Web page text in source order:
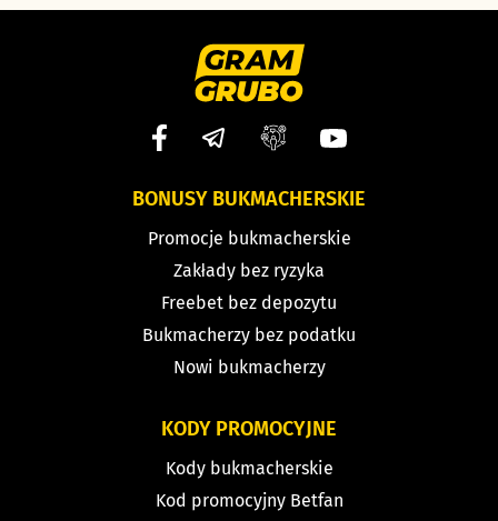
BONUSY BUKMACHERSKIE
Promocje bukmacherskie
Zakłady bez ryzyka
Freebet bez depozytu
Bukmacherzy bez podatku
Nowi bukmacherzy
KODY PROMOCYJNE
Kody bukmacherskie
Kod promocyjny Betfan